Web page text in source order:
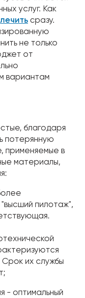
услуг. Как
лечить сразу.
не только
от
вариантам
благодаря
потерянную
применяемые в
материалы,
пилотаж",
их службы
- оптимальный